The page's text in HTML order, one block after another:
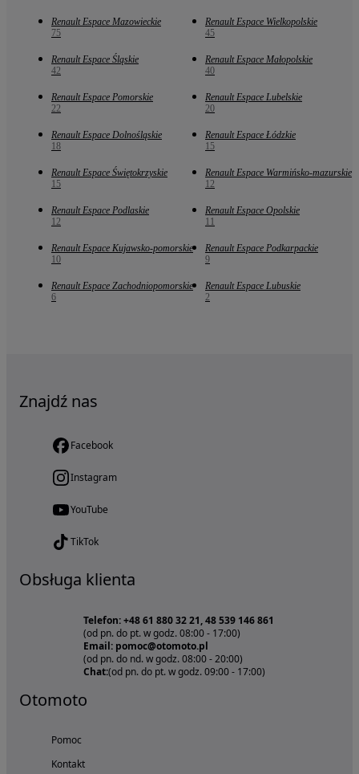
Renault Espace Mazowieckie
75
Renault Espace Wielkopolskie
45
Renault Espace Śląskie
42
Renault Espace Małopolskie
40
Renault Espace Pomorskie
22
Renault Espace Lubelskie
20
Renault Espace Dolnośląskie
18
Renault Espace Łódzkie
15
Renault Espace Świętokrzyskie
15
Renault Espace Warmińsko-mazurskie
12
Renault Espace Podlaskie
12
Renault Espace Opolskie
11
Renault Espace Kujawsko-pomorskie
10
Renault Espace Podkarpackie
9
Renault Espace Zachodniopomorskie
6
Renault Espace Lubuskie
2
Znajdź nas
Facebook
Instagram
YouTube
TikTok
Obsługa klienta
Telefon: +48 61 880 32 21, 48 539 146 861
(od pn. do pt. w godz. 08:00 - 17:00)
Email: pomoc@otomoto.pl
(od pn. do nd. w godz. 08:00 - 20:00)
Chat:(od pn. do pt. w godz. 09:00 - 17:00)
Otomoto
Pomoc
Kontakt